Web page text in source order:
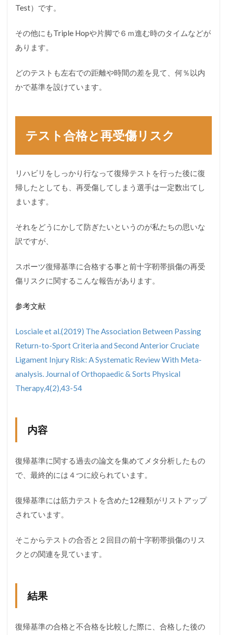
Test）です。
その他にもTriple Hopや片脚で６ｍ進む時のタイムなどが
あります。
どのテストも左右での距離や時間の差を見て、何％以内
かで基準を設けています。
テスト合格と再受傷リスク
リハビリをしっかり行なって復帰テストを行った後に復
帰したとしても、再受傷してしまう選手は一定数出てし
まいます。
それをどうにかして防ぎたいというのが私たちの思いな
訳ですが、
スポーツ復帰基準に合格する事と前十字靭帯損傷の再受
傷リスクに関するこんな報告があります。
参考文献
Losciale et al.(2019) The Association Between Passing
Return-to-Sport Criteria and Second Anterior Cruciate
Ligament Injury Risk: A Systematic Review With Meta-
analysis. Journal of Orthopaedic & Sorts Physical
Therapy,4(2),43-54
内容
復帰基準に関する過去の論文を集めてメタ分析したもの
で、最終的には４つに絞られています。
復帰基準には筋力テストを含めた12種類がリストアップ
されています。
そこからテストの合否と２回目の前十字靭帯損傷のリス
クとの関連を見ています。
結果
復帰基準の合格と不合格を比較した際に、合格した後の